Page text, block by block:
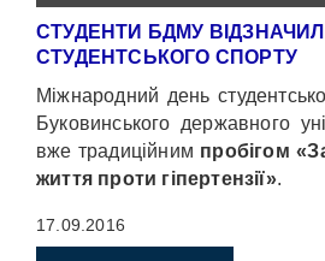
СТУДЕНТИ БДМУ
СТУДЕНТСЬКОГО СПОРТУ
Міжнародний день
Буковинського державного
вже традиційним пробігом
життя проти гіпертензії».
17.09.2016